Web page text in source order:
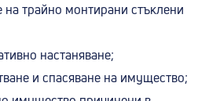
на трайно монтирани стъклени
настаняване;
и спасяване на имущество;